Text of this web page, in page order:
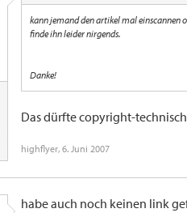
kann jemand den artikel mal einscannen
finde ihn leider nirgends.
Danke!
Das dürfte copyright-
highflyer, 6. Juni 2007
habe auch noch keinen link